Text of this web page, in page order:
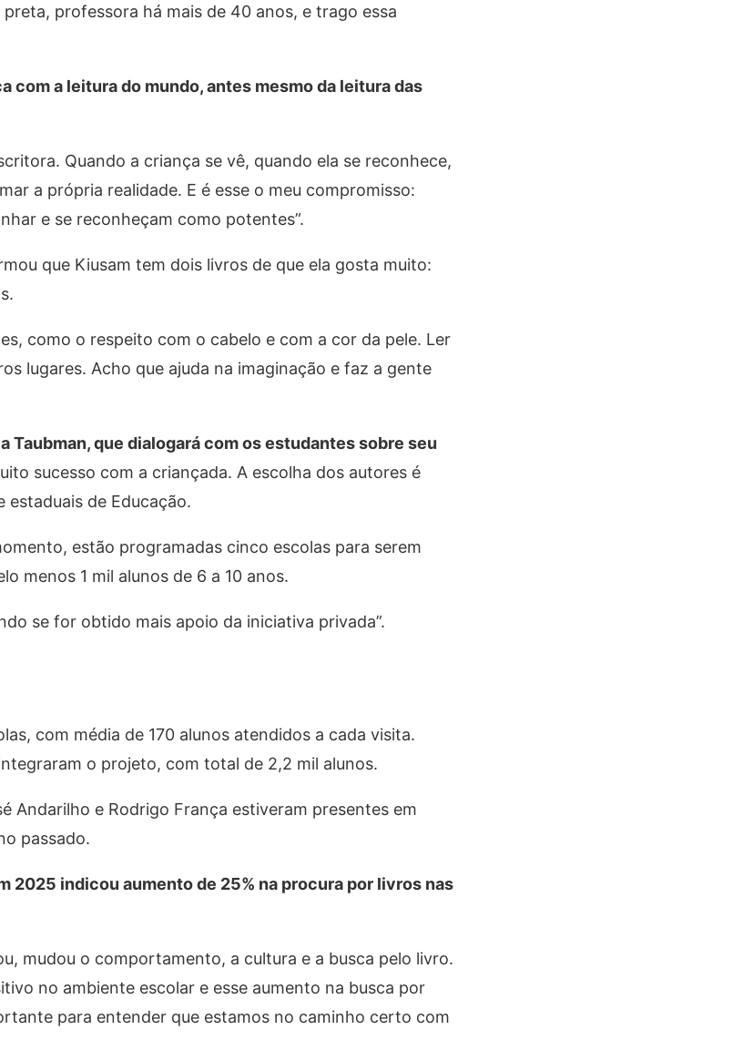
professora há mais de 40 anos, e trago essa
com a leitura do mundo, antes mesmo da leitura das
Quando a criança se vê, quando ela se reconhece,
a própria realidade. E é esse o meu compromisso:
e se reconheçam como potentes”.
que Kiusam tem dois livros de que ela gosta muito:
como o respeito com o cabelo e com a cor da pele. Ler
lugares. Acho que ajuda na imaginação e faz a gente
que dialogará com os estudantes sobre seu
sucesso com a criançada. ​A escolha dos autores é
de Educação.
estão programadas cinco escolas para serem
menos 1 mil alunos de 6 a 10 anos.
se for obtido mais apoio da iniciativa privada”.
com média de 170 alunos atendidos a cada visita.
o projeto, com total de 2,2 mil alunos.
Andarilho e Rodrigo França estiveram presentes em
passado.
2025 indicou aumento de 25% na procura por livros nas
mudou o comportamento, a cultura e a busca pelo livro.
no ambiente escolar e esse aumento na busca por
para entender que estamos no caminho certo com